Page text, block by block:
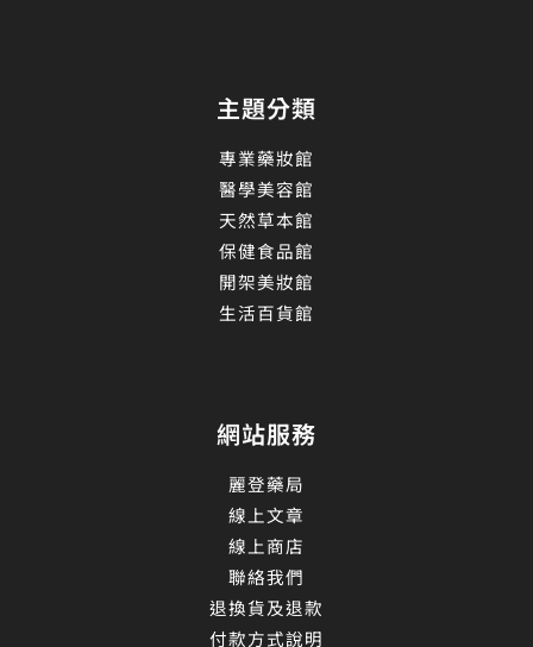
主題分類
專業藥妝館
醫學美容館
天然草本館
保健食品館
開架美妝館
生活百貨館
網站服務
麗登藥局
線上文章
線上商店
聯絡我們
退換貨及退款
付款方式說明